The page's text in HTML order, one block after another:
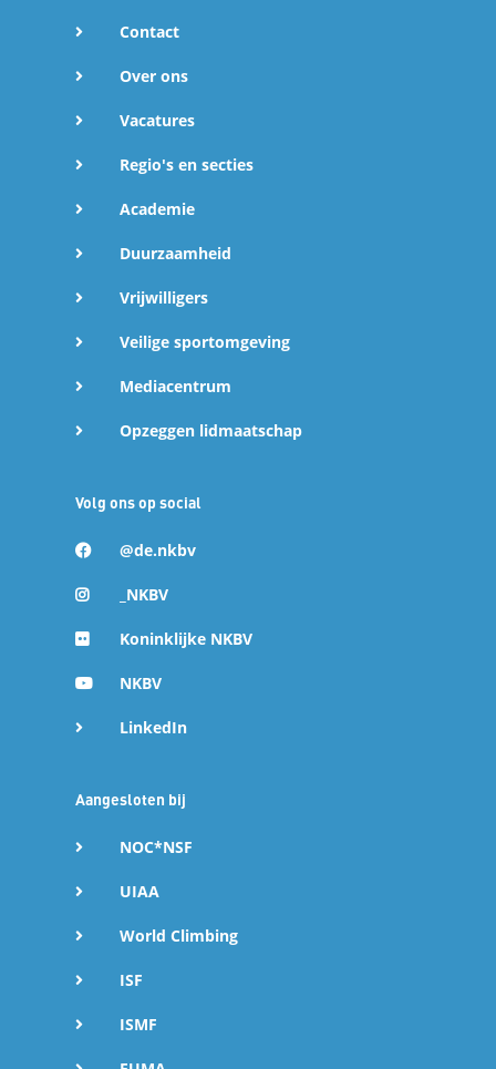
Contact
Over ons
Vacatures
Regio's en secties
Academie
Duurzaamheid
Vrijwilligers
Veilige sportomgeving
Mediacentrum
Opzeggen lidmaatschap
Volg ons op social
@de.nkbv
_NKBV
Koninklijke NKBV
NKBV
LinkedIn
Aangesloten bij
NOC*NSF
UIAA
World Climbing
ISF
ISMF